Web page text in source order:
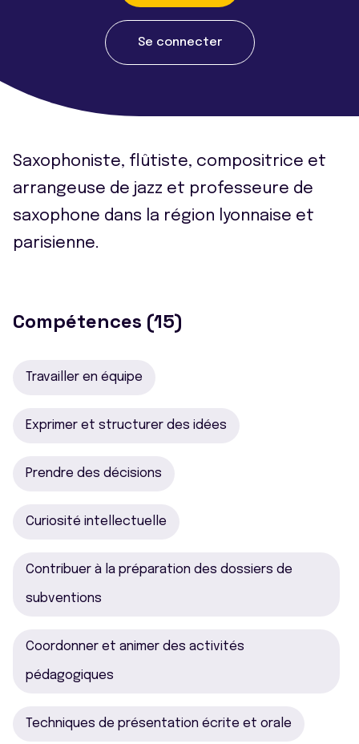
Se connecter
Saxophoniste, flûtiste, compositrice et
arrangeuse de jazz et professeure de
saxophone dans la région lyonnaise et
parisienne.
Compétences (15)
Travailler en équipe
Exprimer et structurer des idées
Prendre des décisions
Curiosité intellectuelle
Contribuer à la préparation des dossiers de
subventions
Coordonner et animer des activités
pédagogiques
Techniques de présentation écrite et orale